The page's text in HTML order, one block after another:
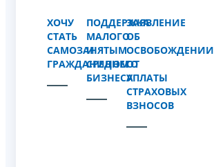
ХОЧУ
СТАТЬ
САМОЗАНЯТЫМ
ГРАЖДАНИНОМ
ПОДДЕРЖКА
МАЛОГО
И
СРЕДНЕГО
БИЗНЕСА
ЗАЯВЛЕНИЕ
ОБ
ОСВОБОЖДЕНИИ
ОТ
УПЛАТЫ
СТРАХОВЫХ
ВЗНОСОВ